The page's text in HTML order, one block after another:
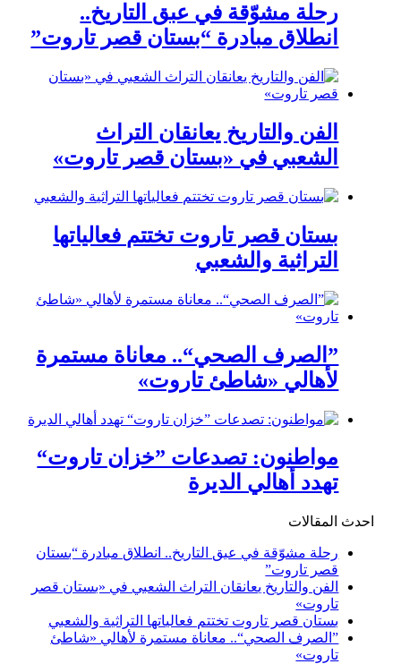
رحلة مشوّقة في عبق التاريخ..
انطلاق مبادرة “بستان قصر تاروت”
الفن والتاريخ يعانقان التراث
الشعبي في «بستان قصر تاروت»
بستان قصر تاروت تختتم فعالياتها
التراثية والشعبي
”الصرف الصحي“.. معاناة مستمرة
لأهالي «شاطئ تاروت»
مواطنون: تصدعات ”خزان تاروت“
تهدد أهالي الديرة
احدث المقالات
رحلة مشوّقة في عبق التاريخ.. انطلاق مبادرة “بستان
قصر تاروت”
الفن والتاريخ يعانقان التراث الشعبي في «بستان قصر
تاروت»
بستان قصر تاروت تختتم فعالياتها التراثية والشعبي
”الصرف الصحي“.. معاناة مستمرة لأهالي «شاطئ
تاروت»